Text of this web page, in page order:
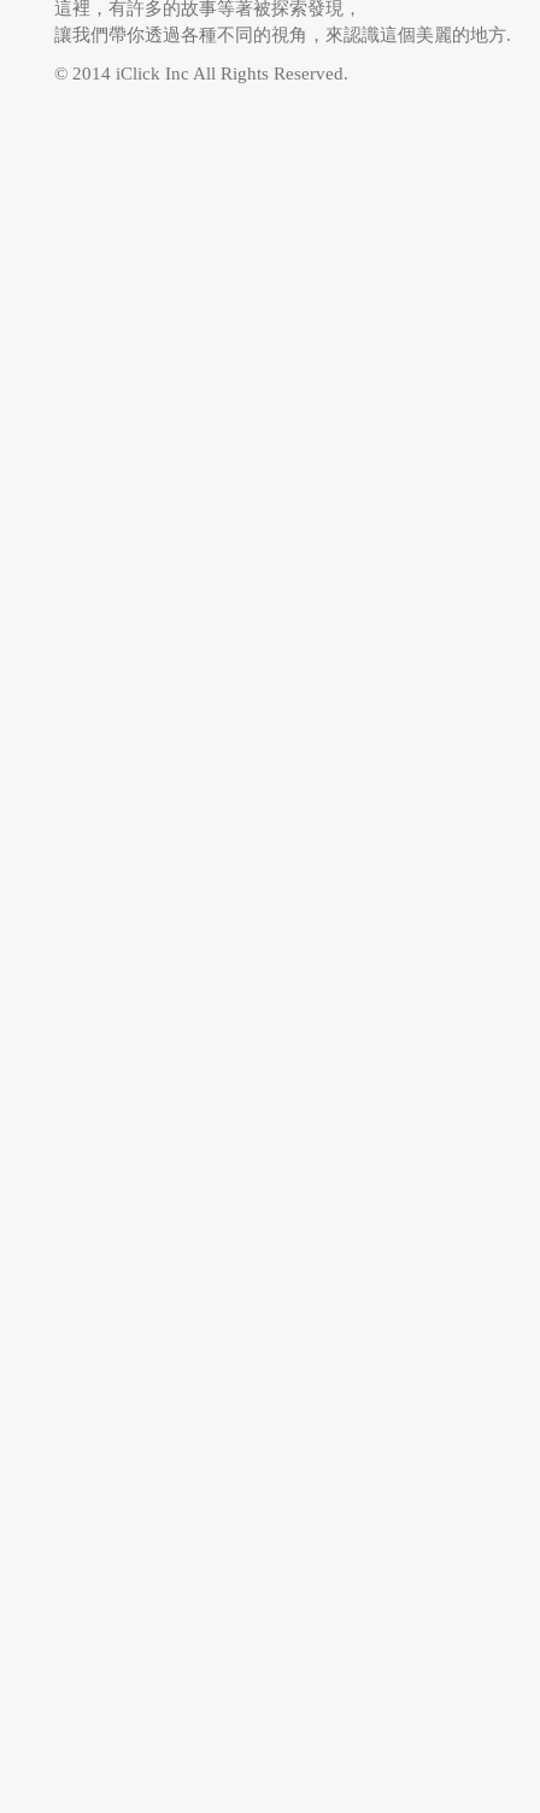
這裡，有許多的故事等著被探索發現，
讓我們帶你透過各種不同的視角，來認識這個美麗的地方.
© 2014 iClick Inc All Rights Reserved.